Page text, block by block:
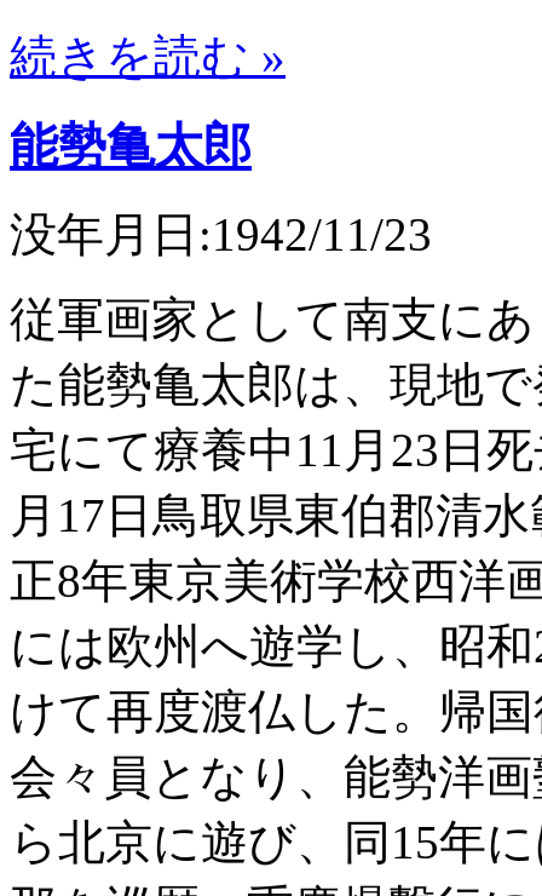
続きを読む »
能勢亀太郎
没年月日:1942/11/23
従軍画家として南支に
た能勢亀太郎は、現地
宅にて療養中11月23日
月17日鳥取県東伯郡清
正8年東京美術学校西洋
には欧州へ遊学し、昭
けて再度渡仏した。帰
会々員となり、能勢洋
ら北京に遊び、同15年